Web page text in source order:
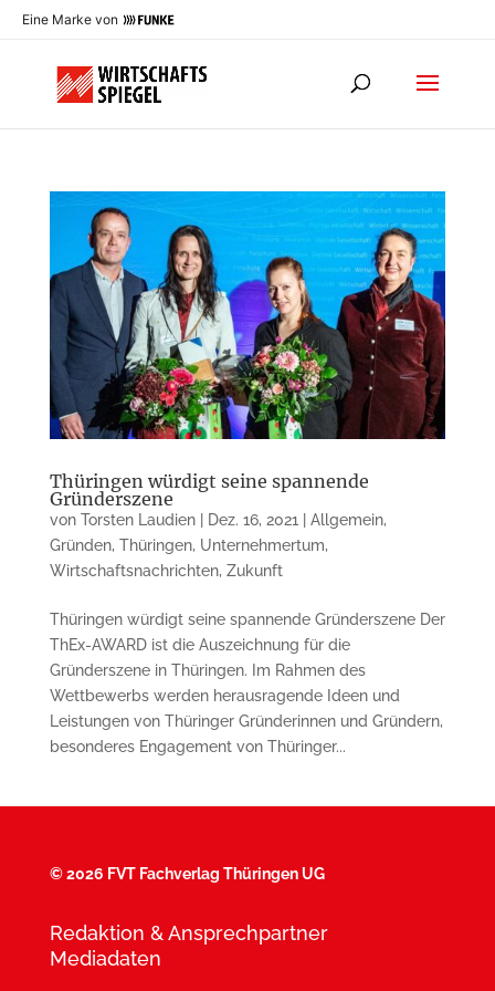
Eine Marke von
Thüringen würdigt seine spannende
Gründerszene
von Torsten Laudien| Dez. 16, 2021 Allgemein,
Gründen, Thüringen, Unternehmertum,
Wirtschaftsnachrichten, Zukunft
Thüringen würdigt seine spannende Gründerszene Der
ThEx-AWARD ist die Auszeichnung für die
Gründerszene in Thüringen. Im Rahmen des
Wettbewerbs werden herausragende Ideen und
Leistungen von Thüringer Gründerinnen und Gründern,
besonderes Engagement von Thüringer...
©2026 FVT Fachverlag Thüringen UG
Redaktion & Ansprechpartner
Mediadaten